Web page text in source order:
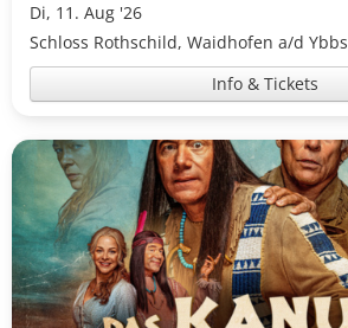
Di, 11. Aug '26
Schloss Rothschild, Waidhofen a/d Ybbs
Info & Tickets